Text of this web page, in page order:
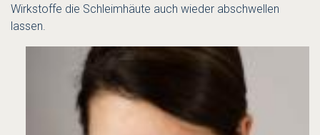
Wirkstoffe die Schleimhäute auch wieder abschwellen
lassen.